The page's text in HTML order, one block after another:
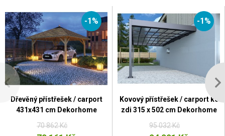
-1%
Dřevěný přístřešek / carport
431x431 cm Dekorhome
70 862 Kč
-1%
Kovový přístřešek / carport ke
zdi 315 x 502 cm Dekorhome
95 032 Kč